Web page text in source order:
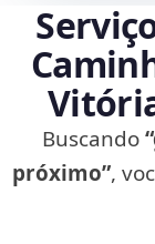
Buscando
próximo”,